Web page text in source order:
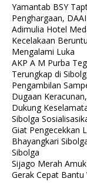
Yamantab BSY
Penghargaan,
Adimulia Hotel
Kecelakaan
Mengalami Luka
AKP A M Purba
Terungkap di
Pengambilan
Dugaan
Dukung
Sibolga
Giat Pengecekkan
Bhayangkari
Sibolga
Sijago Merah
Gerak Cepat Bantu